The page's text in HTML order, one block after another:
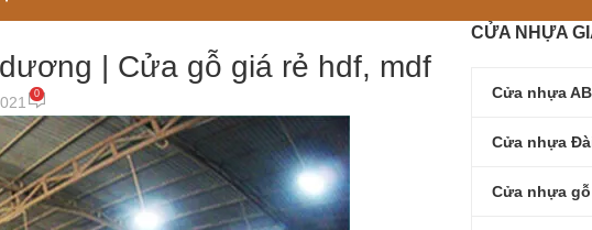
| Cửa gỗ giá rẻ hdf, mdf
0
CỬA NHỰA
Cửa nhựa
Cửa nhựa
Cửa nhựa